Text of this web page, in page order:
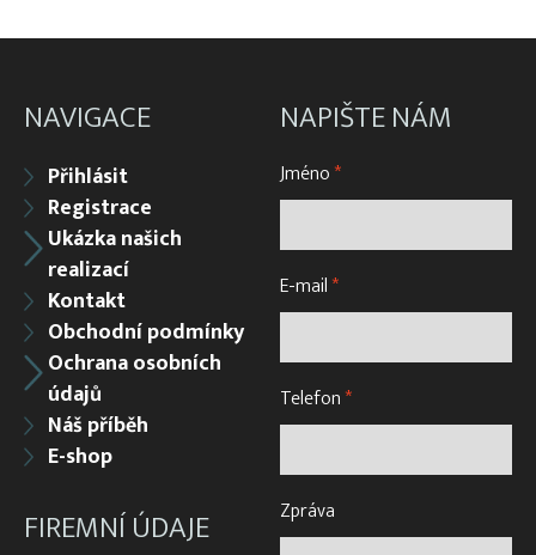
NAVIGACE
Přihlásit
Registrace
Ukázka našich
realizací
Kontakt
Obchodní podmínky
Ochrana osobních
údajů
Náš příběh
E-shop
FIREMNÍ ÚDAJE
NAPIŠTE NÁM
Jméno*
E-mail*
Telefon*
Zpráva